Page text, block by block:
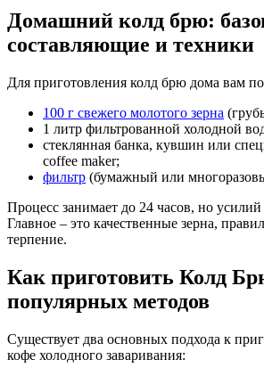
Домашний колд брю:
составляющие и техники
Для приготовления колд брю дома вам
100 г свежего молотого зерна
1 литр фильтрованной холодной
стеклянная банка, кувшин или
coffee maker;
фильтр (бумажный или
Процесс занимает до 24 часов, но
Главное – это качественные зерна,
терпение.
Как приготовить Колд
популярных методов
Существует два основных подхода к
кофе холодного заваривания: